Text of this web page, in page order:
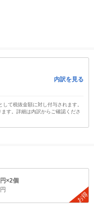
内訳を見る
て税抜金額に対し付与されます。
す。詳細は内訳からご確認くださ
×2個
お得